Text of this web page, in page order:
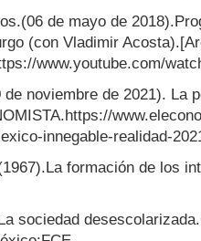
de mayo de
(con Vladimir
www.youtube.com/
noviembre de 2021). La
innegable-realidad-
formación de los
sociedad